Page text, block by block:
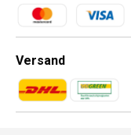
Zahlungsmethoden
Versand
Zahlungsmethoden